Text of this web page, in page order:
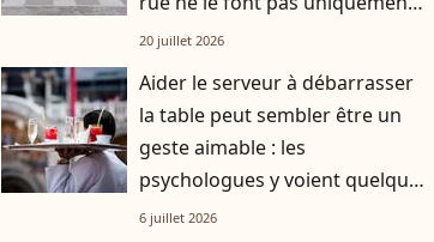
par gratitude
20 juillet 2026
Aider le serveur à débarrasser
la table peut sembler être un
geste aimable : les
psychologues y voient quelque
chose de bien plus profond.
6 juillet 2026